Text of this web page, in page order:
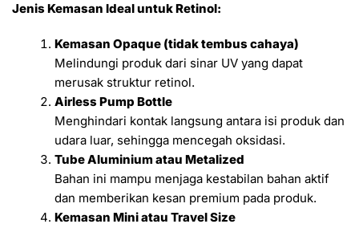
Jenis Kemasan Ideal untuk Retinol:
Kemasan Opaque (tidak tembus cahaya)
Melindungi produk dari sinar UV yang dapat
merusak struktur retinol.
Airless Pump Bottle
Menghindari kontak langsung antara isi produk dan
udara luar, sehingga mencegah oksidasi.
Tube Aluminium atau Metalized
Bahan ini mampu menjaga kestabilan bahan aktif
dan memberikan kesan premium pada produk.
Kemasan Mini atau Travel Size